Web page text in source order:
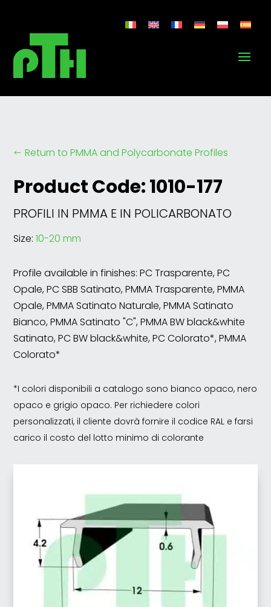
# Return to PMMA and Polycarbonate Profiles
Product Code: 1010-177
PROFILI IN PMMA E IN POLICARBONATO
Size:10-20 mm
Profile available in finishes: PC Trasparente, PC
Opale, PC SBB Satinato, PMMA Trasparente, PMMA
Opale, PMMA Satinato Naturale, PMMA Satinato
Bianco, PMMA Satinato "C", PMMA BW black&white
Satinato, PC BW black&white, PC Colorato*, PMMA
Colorato*
*I colori disponibili a catalogo sono bianco opaco, nero
opaco e grigio opaco. Per richiedere colori
personalizzati, il cliente dovrà fornire il codice RAL e farsi
carico il costo del lotto minimo di colorante